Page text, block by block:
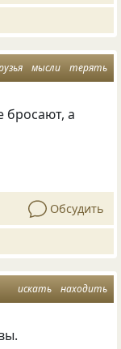
мысли терять
бросают, а
Обсудить
искать находить